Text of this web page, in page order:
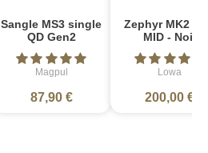
Sangle MS3 single
QD Gen2
Magpul
87,90 €
Zephyr MK2
MID - Noir
Lowa
200,00 €